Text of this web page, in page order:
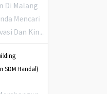
Di Malang
Mencari
Dan Kin...
SDM Handal)